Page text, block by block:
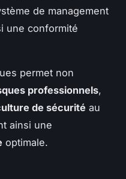
de management
une conformité
permet non
professionnels,
de sécurité au
ainsi une
optimale.